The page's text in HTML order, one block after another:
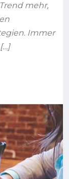
mehr,
Immer